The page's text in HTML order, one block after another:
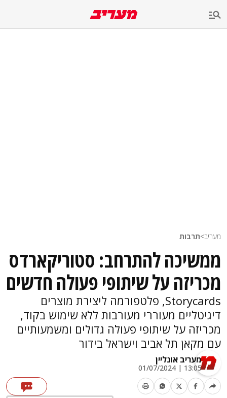
מעריב>תרבות
ממשיכה להתרחב: סטוריקארדס
מכריזה על שיתופי פעולה חדשים
Storycards, פלטפורמה ליצירת מוצרים
דיגיטליים מעוררי מעורבות ללא שימוש בקוד,
מכריזה על שיתופי פעולה גדולים ומשמעותיים
עם מקאן תל אביב וישראל בידור
מעריב אונליין
13:05 | 01/07/2024